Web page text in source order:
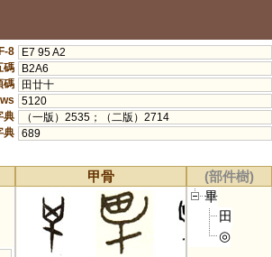
8
E7 95 A2
碼
B2A6
碼
田廿十
5120
典
（一版）2535；（二版）2714
典 689
甲骨
(部件樹)
畢
田
◎